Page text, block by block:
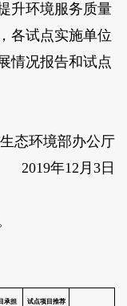
升环境服务质量
各试点实施单位
情况报告和试点
环境部办公厅
2019年12月3日